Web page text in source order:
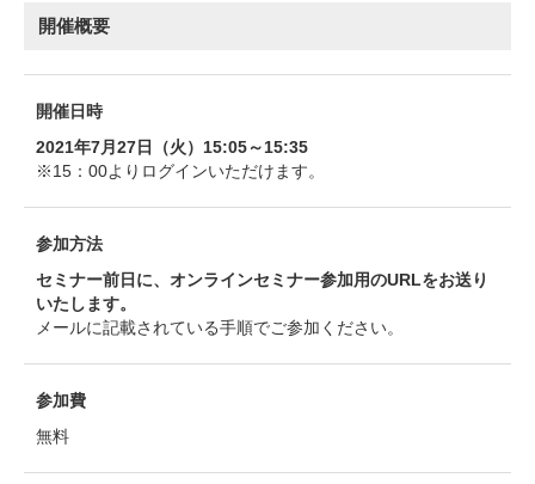
開催概要
開催日時
2021年7月27日（火）15:05～15:35
※15：00よりログインいただけます。
参加方法
セミナー前日に、オンラインセミナー参加用のURLをお送り
いたします。
メールに記載されている手順でご参加ください。
参加費
無料